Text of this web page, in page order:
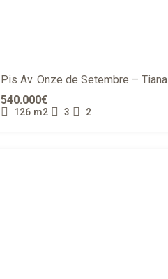
Pis Av. Onze de Setembre – Tiana
540.000€
126 m2 3 2